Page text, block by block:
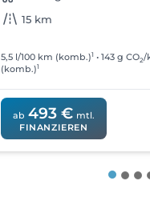
15 km
5,5 l/100 km (komb.)1 • 143 g CO2/
(komb.)1
ab 493 € mtl.
FINANZIEREN